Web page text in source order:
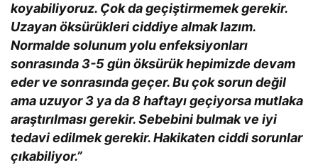
koyabiliyoruz. Çok da geçiştirmemek gerekir.
Uzayan öksürükleri ciddiye almak lazım.
Normalde solunum yolu enfeksiyonları
sonrasında 3-5 gün öksürük hepimizde devam
eder ve sonrasında geçer. Bu çok sorun değil
ama uzuyor 3 ya da 8 haftayı geçiyorsa mutlaka
araştırılması gerekir. Sebebini bulmak ve iyi
tedavi edilmek gerekir. Hakikaten ciddi sorunlar
çıkabiliyor.”